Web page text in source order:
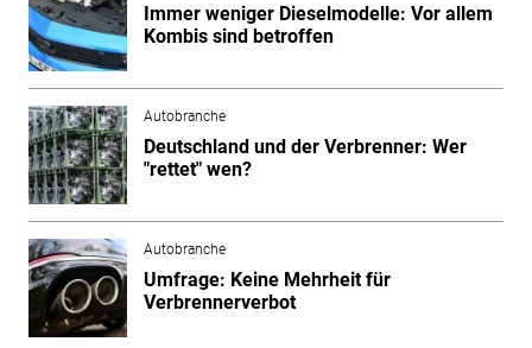
Immer weniger Dieselmodelle: Vor allem
Kombis sind betroffen
Autobranche
Deutschland und der Verbrenner: Wer
"rettet" wen?
Autobranche
Umfrage: Keine Mehrheit für
Verbrennerverbot